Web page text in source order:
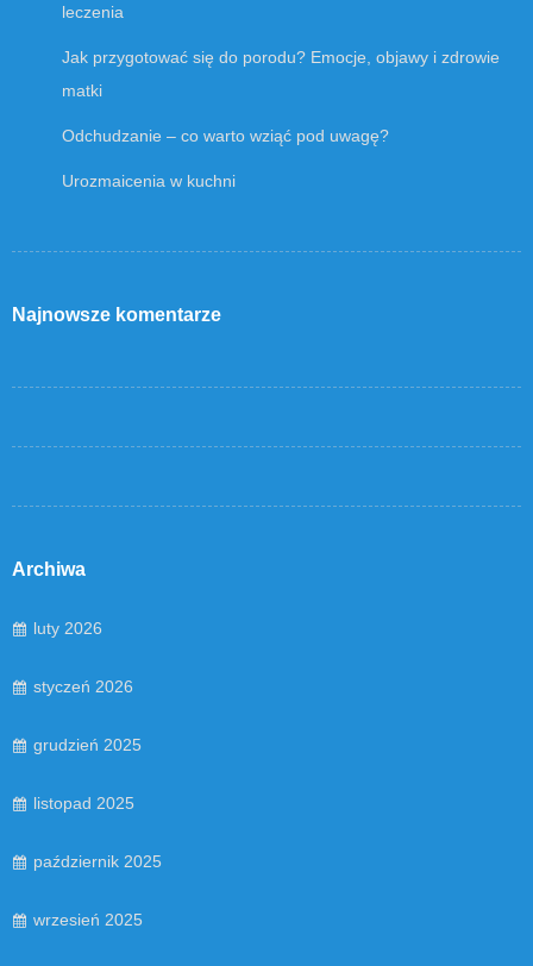
leczenia
Jak przygotować się do porodu? Emocje, objawy i zdrowie
matki
Odchudzanie – co warto wziąć pod uwagę?
Urozmaicenia w kuchni
Najnowsze komentarze
Archiwa
luty 2026
styczeń 2026
grudzień 2025
listopad 2025
październik 2025
wrzesień 2025